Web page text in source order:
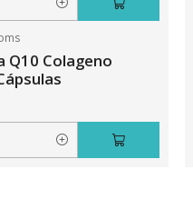
Q10 Colageno